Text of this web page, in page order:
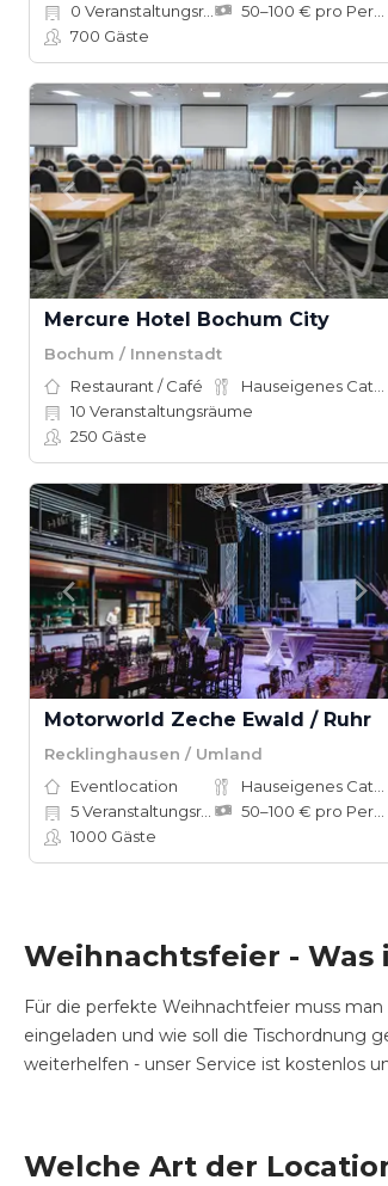
0 Veranstaltungsräume
700 Gäste
Mercure Hotel Bochum City
Bochum / Innenstadt
Restaurant / Café
10 Veranstaltungsräume
250 Gäste
Motorworld Zeche Ewald / Ruhr
Recklinghausen / Umland
Eventlocation
5Veranstaltungsräume
1000 Gäste
Weihnachtsfeier - Was
Für die perfekte Weihnachtfeier muss
eingeladen und wie soll die Tischordnung
weiterhelfen - unser Service ist kostenlos
Welche Art der